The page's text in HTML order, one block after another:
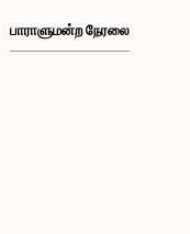
பாராளுமன்ற நேரலை